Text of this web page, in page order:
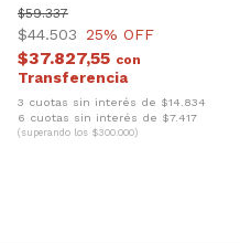
$44.503
$59.337
25% OFF
$37.827,55 con
3 cuotas sin interés de $14.834
6 cuotas sin interés de $7.417
(superando los $300.000)